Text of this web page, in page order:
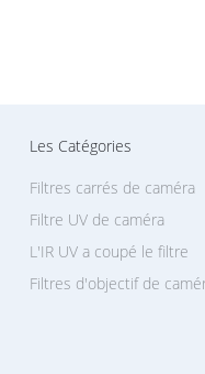
Les Catégories
Filtres d'objectif de
Filtres carrés de caméra
Filtre UV de caméra
L'IR UV a coupé le filtre